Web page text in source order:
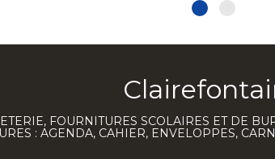
FOURNITURES SCOLAIRES ET DE
: AGENDA, CAHIER, ENVELOPPES,